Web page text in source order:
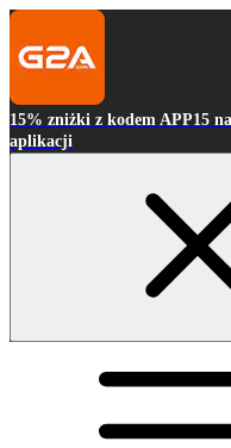
15% zniżki z kodem APP15
aplikacji